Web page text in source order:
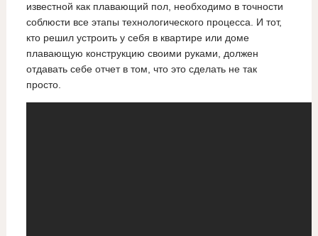
известной как плавающий пол, необходимо в точности
соблюсти все этапы технологического процесса. И тот,
кто решил устроить у себя в квартире или доме
плавающую конструкцию своими руками, должен
отдавать себе отчет в том, что это сделать не так
просто.